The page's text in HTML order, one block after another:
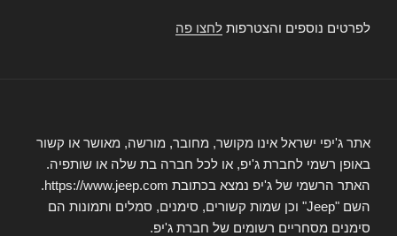
לפרטים נוספים והצטרפות לחצו פה
אתר ג'יפי ישראל אינו מקושר, מחובר, מורשה, מאושר או קשור
באופן רשמי לחברת ג'יפ, או לכל חברה בת שלה או שותפיה.
האתר הרשמי של ג'יפ נמצא בכתובת https://www.jeep.com.
השם "Jeep" וכן שמות קשורים, סימנים, סמלים ותמונות הם
סימנים מסחריים רשומים של חברת ג'יפ.